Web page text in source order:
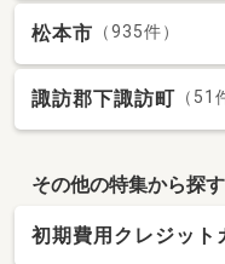
松本市 （935件）
諏訪郡下諏訪町 （51
その他の特集から探す
初期費用クレジット